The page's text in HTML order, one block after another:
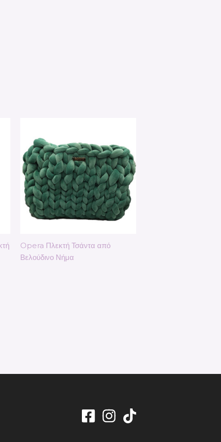
Opera Πλεκτή Τσάντα από
Βελούδινο Νήμα